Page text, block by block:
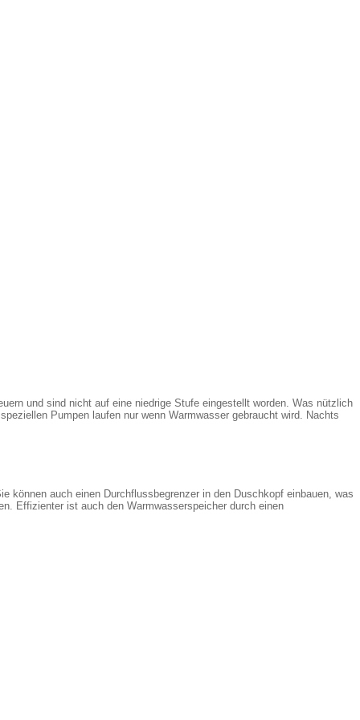
und sind nicht auf eine niedrige Stufe eingestellt worden. Was nützlich
Pumpen laufen nur wenn Warmwasser gebraucht wird. Nachts
können auch einen Durchflussbegrenzer in den Duschkopf einbauen, was
Effizienter ist auch den Warmwasserspeicher durch einen